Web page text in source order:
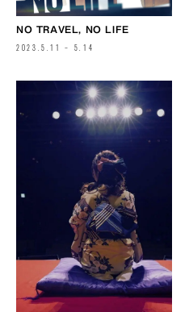
NO TRAVEL, NO LIFE
2023.5.11 – 5.14